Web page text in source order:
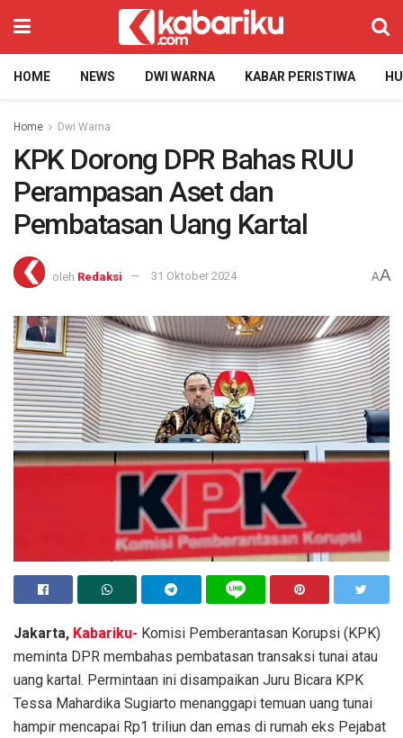
HOME NEWS DWI WARNA KABAR PERISTIWA
Home Dwi Warna
KPK Dorong DPR Bahas RUU
Perampasan Aset dan
Pembatasan Uang Kartal
oleh Redaksi 31 Oktober 2024 AA
Jakarta, Kabariku- Komisi Pemberantasan Korupsi (KPK)
meminta DPR membahas pembatasan transaksi tunai atau
uang kartal. Permintaan ini disampaikan Juru Bicara KPK
Tessa Mahardika Sugiarto menanggapi temuan uang tunai
hampir mencapai Rp1 triliun dan emas di rumah eks Pejabat